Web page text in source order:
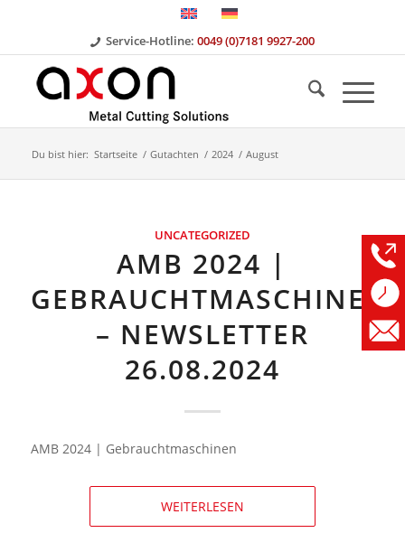
Service-Hotline:0049 (0)7181 9927-200
Du bist hier: Startseite / Gutachten / 2024 / August
UNCATEGORIZED
AMB 2024 |
GEBRAUCHTMASCHINEN
– NEWSLETTER
26.08.2024
AMB 2024 | Gebrauchtmaschinen
WEITERLESEN